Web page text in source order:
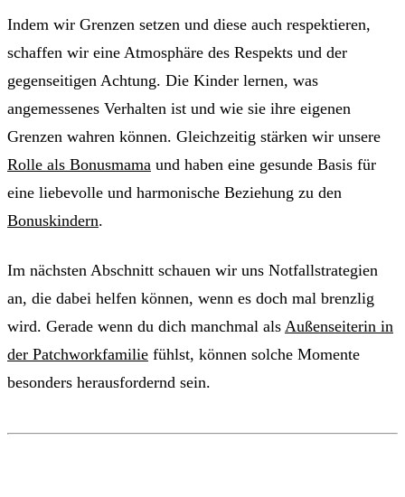
Indem wir Grenzen setzen und diese auch respektieren,
schaffen wir eine Atmosphäre des Respekts und der
gegenseitigen Achtung. Die Kinder lernen, was
angemessenes Verhalten ist und wie sie ihre eigenen
Grenzen wahren können. Gleichzeitig stärken wir unsere
Rolle als Bonusmama und haben eine gesunde Basis für
eine liebevolle und harmonische Beziehung zu den
Bonuskindern.
Im nächsten Abschnitt schauen wir uns Notfallstrategien
an, die dabei helfen können, wenn es doch mal brenzlig
wird. Gerade wenn du dich manchmal als Außenseiterin in
der Patchworkfamilie fühlst, können solche Momente
besonders herausfordernd sein.